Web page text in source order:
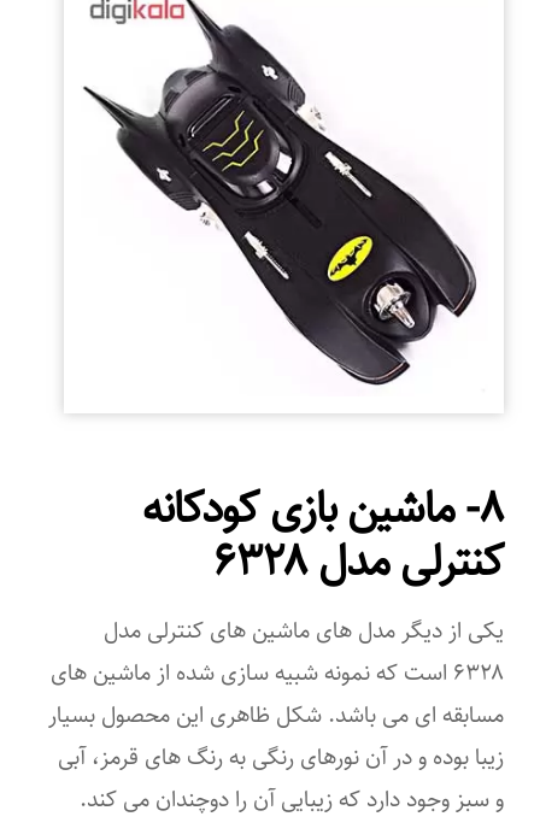
۸- ماشین بازی کودکانه
کنترلی مدل ۶۳۲۸
یکی از دیگر مدل های ماشین های کنترلی مدل
۶۳۲۸ است که نمونه شبیه سازی شده از ماشین های
مسابقه ای می باشد. شکل ظاهری این محصول بسیار
زیبا بوده و در آن نورهای رنگی به رنگ های قرمز، آبی
و سبز وجود دارد که زیبایی آن را دوچندان می کند.